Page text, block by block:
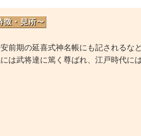
前期の延喜式神名帳にも記されるな
は武将達に篤く尊ばれ、江戸時代に